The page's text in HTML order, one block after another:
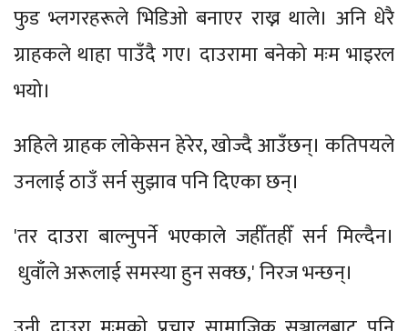
फुड भ्लगरहरूले भिडिओ बनाएर राख्न थाले। अनि धेरै
ग्राहकले थाहा पाउँदै गए। दाउरामा बनेको मःम भाइरल
भयो।
अहिले ग्राहक लोकेसन हेरेर, खोज्दै आउँछन्। कतिपयले
उनलाई ठाउँ सर्न सुझाव पनि दिएका छन्।
'तर दाउरा बाल्नुपर्ने भएकाले जहीँतहीँ सर्न मिल्दैन।
धुवाँले अरूलाई समस्या हुन सक्छ,' निरज भन्छन्।